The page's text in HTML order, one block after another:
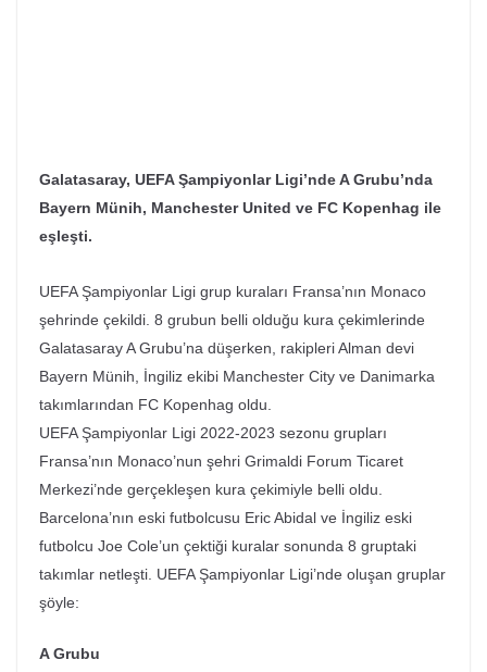
Galatasaray, UEFA Şampiyonlar Ligi’nde A Grubu’nda
Bayern Münih, Manchester United ve FC Kopenhag ile
eşleşti.
UEFA Şampiyonlar Ligi grup kuraları Fransa’nın Monaco
şehrinde çekildi. 8 grubun belli olduğu kura çekimlerinde
Galatasaray A Grubu’na düşerken, rakipleri Alman devi
Bayern Münih, İngiliz ekibi Manchester City ve Danimarka
takımlarından FC Kopenhag oldu.
UEFA Şampiyonlar Ligi 2022-2023 sezonu grupları
Fransa’nın Monaco’nun şehri Grimaldi Forum Ticaret
Merkezi’nde gerçekleşen kura çekimiyle belli oldu.
Barcelona’nın eski futbolcusu Eric Abidal ve İngiliz eski
futbolcu Joe Cole’un çektiği kuralar sonunda 8 gruptaki
takımlar netleşti. UEFA Şampiyonlar Ligi’nde oluşan gruplar
şöyle:
A Grubu